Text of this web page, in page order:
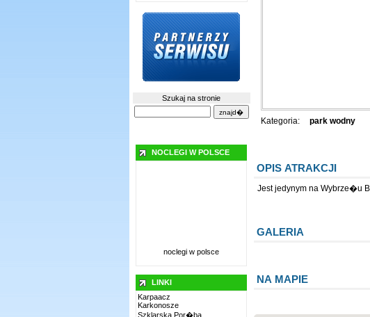
Szukaj na stronie
NOCLEGI W POLSCE
noclegi w polsce
LINKI
Karpaacz
Karkonosze
Szklarska Por�ba
Kategoria: park wodny
OPIS ATRAKCJI
Jest jedynym na Wybrze�u
GALERIA
NA MAPIE